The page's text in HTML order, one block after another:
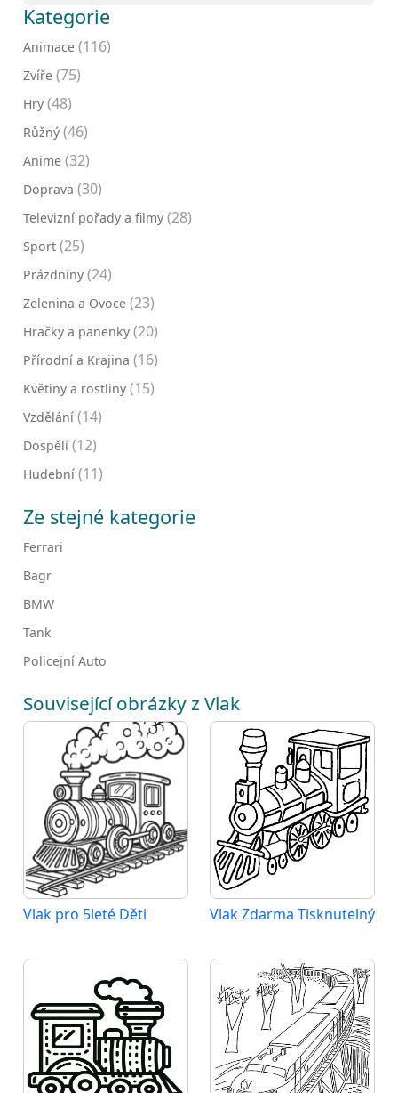
Kategorie
Animace (116)
Zvíře (75)
Hry (48)
Růžný (46)
Anime (32)
Doprava (30)
Televizní pořady a filmy (28)
Sport (25)
Prázdniny (24)
Zelenina a Ovoce (23)
Hračky a panenky (20)
Přírodní a Krajina (16)
Květiny a rostliny (15)
Vzdělání (14)
Dospělí (12)
Hudební (11)
Ze stejné kategorie
Ferrari
Bagr
BMW
Tank
Policejní Auto
Související obrázky z Vlak
Vlak pro 5leté Děti Vlak Zdarma Tisknutelný